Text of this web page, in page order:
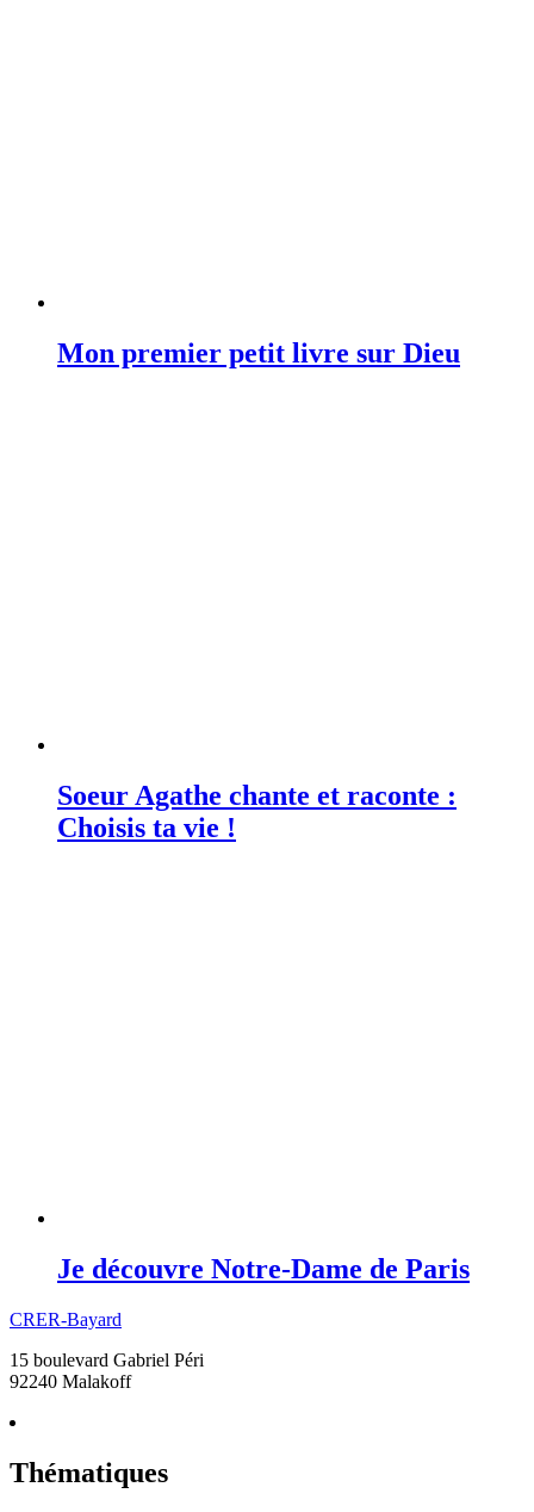
Mon premier petit livre sur Dieu
Soeur Agathe chante et raconte :
Choisis ta vie !
Je découvre Notre-Dame de Paris
CRER-Bayard
15 boulevard Gabriel Péri
92240 Malakoff
Thématiques